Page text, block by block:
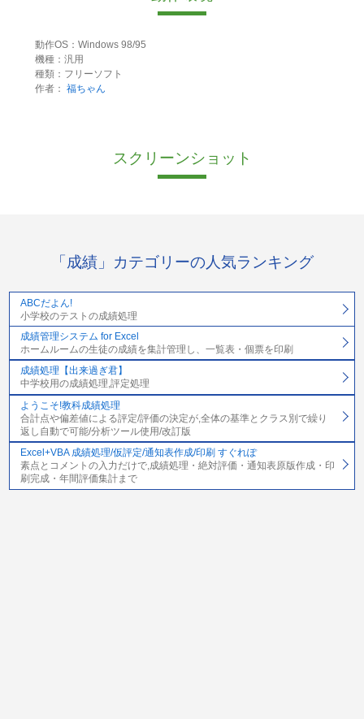
動作OS：Windows 98/95
機種：汎用
種類：フリーソフト
作者： 福ちゃん
スクリーンショット
「成績」カテゴリーの人気ランキング
ABCだよん!
小学校のテストの成績処理
成績管理システム for Excel
ホームルームの生徒の成績を集計管理し、一覧表・個票を印刷
成績処理【出来過ぎ君】
中学校用の成績処理,評定処理
ようこそ!教科成績処理
合計点や偏差値による評定/評価の決定が,全体の基準とクラス別で繰り
返し自動で可能/分析ツール使用/改訂版
Excel+VBA 成績処理/仮評定/通知表作成/印刷 すぐれぽ
素点とコメントの入力だけで,成績処理・絶対評価・通知表原版作成・印
刷完成・年間評価集計まで